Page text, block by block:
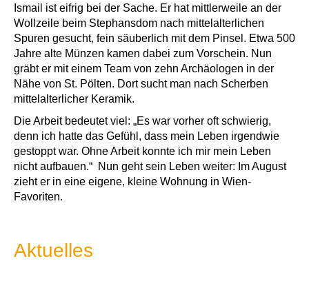
Ismail ist eifrig bei der Sache. Er hat mittlerweile an der
Wollzeile beim Stephansdom nach mittelalterlichen
Spuren gesucht, fein säuberlich mit dem Pinsel. Etwa 500
Jahre alte Münzen kamen dabei zum Vorschein. Nun
gräbt er mit einem Team von zehn Archäologen in der
Nähe von St. Pölten. Dort sucht man nach Scherben
mittelalterlicher Keramik.
Die Arbeit bedeutet viel: „Es war vorher oft schwierig,
denn ich hatte das Gefühl, dass mein Leben irgendwie
gestoppt war. Ohne Arbeit konnte ich mir mein Leben
nicht aufbauen.“ Nun geht sein Leben weiter: Im August
zieht er in eine eigene, kleine Wohnung in Wien-
Favoriten.
Aktuelles